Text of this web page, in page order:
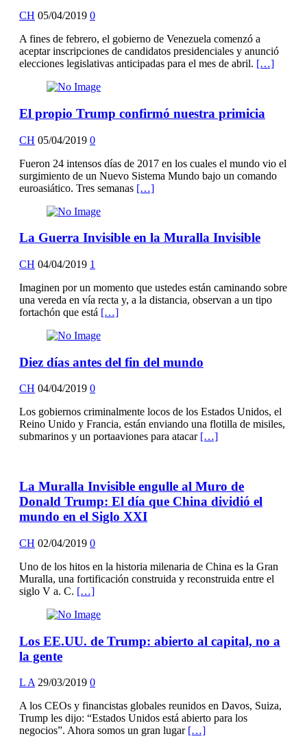
CH 05/04/2019 0
A fines de febrero, el gobierno de Venezuela comenzó a
aceptar inscripciones de candidatos presidenciales y anunció
elecciones legislativas anticipadas para el mes de abril. […]
El propio Trump confirmó nuestra primicia
CH 05/04/2019 0
Fueron 24 intensos días de 2017 en los cuales el mundo vio el
surgimiento de un Nuevo Sistema Mundo bajo un comando
euroasiático. Tres semanas […]
La Guerra Invisible en la Muralla Invisible
CH 04/04/2019 1
Imaginen por un momento que ustedes están caminando sobre
una vereda en vía recta y, a la distancia, observan a un tipo
fortachón que está […]
Diez días antes del fin del mundo
CH 04/04/2019 0
Los gobiernos criminalmente locos de los Estados Unidos, el
Reino Unido y Francia, están enviando una flotilla de misiles,
submarinos y un portaaviones para atacar […]
La Muralla Invisible engulle al Muro de
Donald Trump: El día que China dividió el
mundo en el Siglo XXI
CH 02/04/2019 0
Uno de los hitos en la historia milenaria de China es la Gran
Muralla, una fortificación construida y reconstruida entre el
siglo V a. C. […]
Los EE.UU. de Trump: abierto al capital, no a
la gente
L A 29/03/2019 0
A los CEOs y financistas globales reunidos en Davos, Suiza,
Trump les dijo: “Estados Unidos está abierto para los
negocios”. Ahora somos un gran lugar […]